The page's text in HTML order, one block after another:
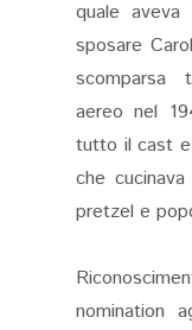
quale
sposare
scomparsa
aereo nel
tutto il cast
che
pretzel e
nomination